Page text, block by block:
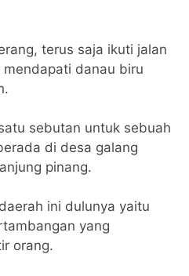
terus saja ikuti jalan
danau biru
sebutan untuk sebuah
di desa galang
pinang.
ini dulunya yaitu
yang
orang.